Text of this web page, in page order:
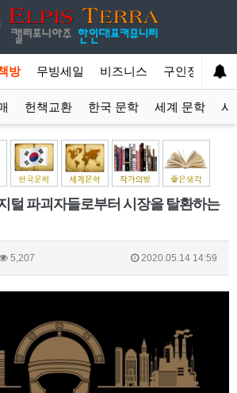
방 무빙세일 비즈니스 구인정보
헌책교환 한국 문학 세계 문학 시
털 파괴자들로부터 시장을 탈환하는
5,207 2020.05.14 14:59